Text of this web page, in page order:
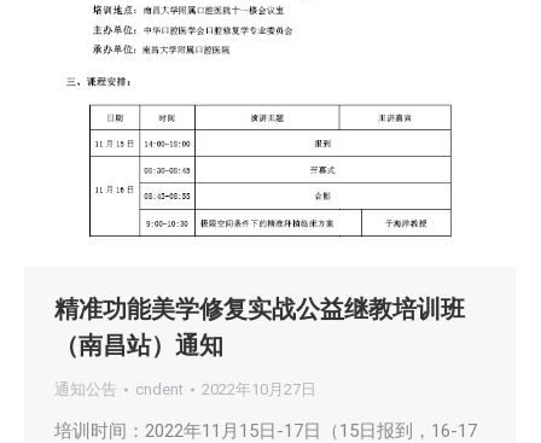
精准功能美学修复实战公益继教培训班
（南昌站）通知
通知公告 cndent 2022年10月27日
培训时间：2022年11月15日-17日（15日报到，16-17